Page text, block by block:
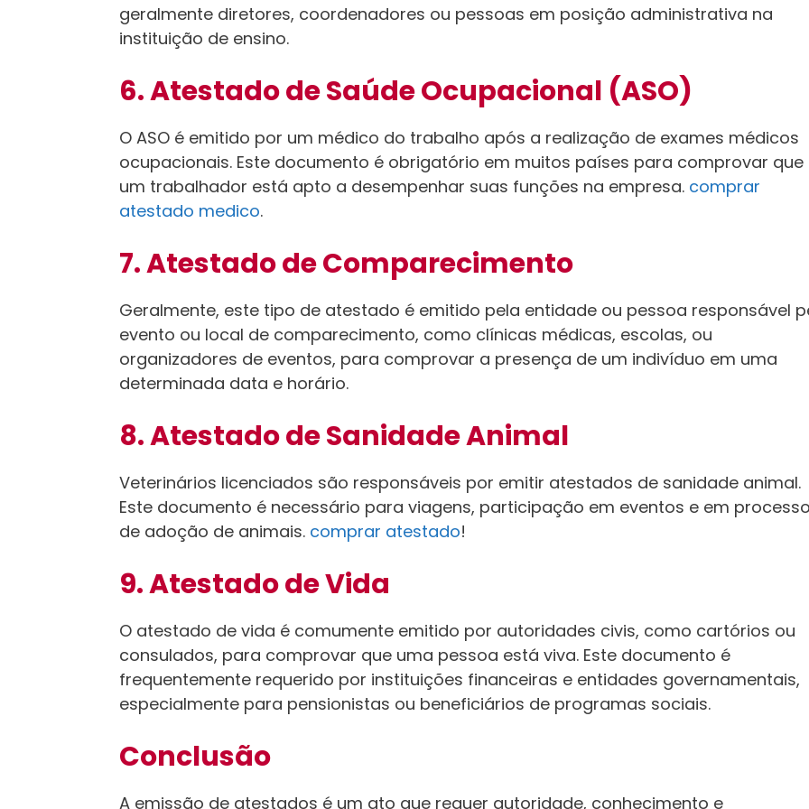
geralmente diretores, coordenadores ou pessoas em posição administrativa na
instituição de ensino.
6. Atestado de Saúde Ocupacional (ASO)
O ASO é emitido por um médico do trabalho após a realização de exames médicos
ocupacionais. Este documento é obrigatório em muitos países para comprovar que
um trabalhador está apto a desempenhar suas funções na empresa. comprar
atestado medico.
7. Atestado de Comparecimento
Geralmente, este tipo de atestado é emitido pela entidade ou pessoa responsável
evento ou local de comparecimento, como clínicas médicas, escolas, ou
organizadores de eventos, para comprovar a presença de um indivíduo em uma
determinada data e horário.
8. Atestado de Sanidade Animal
Veterinários licenciados são responsáveis por emitir atestados de sanidade animal.
Este documento é necessário para viagens, participação em eventos e em
de adoção de animais. comprar atestado!
9. Atestado de Vida
O atestado de vida é comumente emitido por autoridades civis, como cartórios ou
consulados, para comprovar que uma pessoa está viva. Este documento é
frequentemente requerido por instituições financeiras e entidades governamentais,
especialmente para pensionistas ou beneficiários de programas sociais.
Conclusão
A emissão de atestados é um ato que requer autoridade, conhecimento e